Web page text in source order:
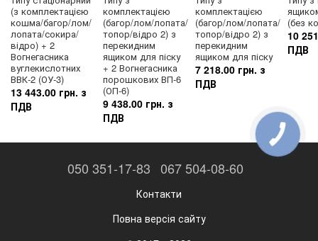
(з комплектацією
кошма/багор/лом/
лопата/сокира/
відро) + 2
Вогнегасника
вуглекислотних
ВВК-2 (ОУ-3)
13 443.00 грн. з
ПДВ
комплектацією
(багор/лом/лопата/
топор/відро 2) з
перекидним
ящиком для піску
+ 2 Вогнегасника
порошкових ВП-6
(ОП-6)
9 438.00 грн. з
ПДВ
комплектацією
(багор/лом/лопата/
топор/відро 2) з
перекидним
ящиком для піску
7 218.00 грн. з
ПДВ
(без
10
ПДВ
050 351-17-83 067 504-08-60
Контакти
Повна версія сайту
КНОПКА
ЗВ'ЯЗКУ